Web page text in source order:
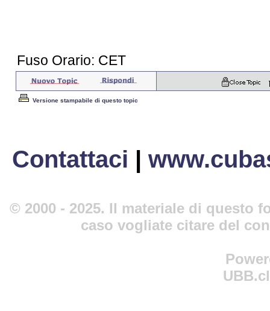
Fuso Orario: CET
Versione stampabile di questo topic
Contattaci |
© 2000 - 2025. Il materiale di questo
caso vogliate citare del